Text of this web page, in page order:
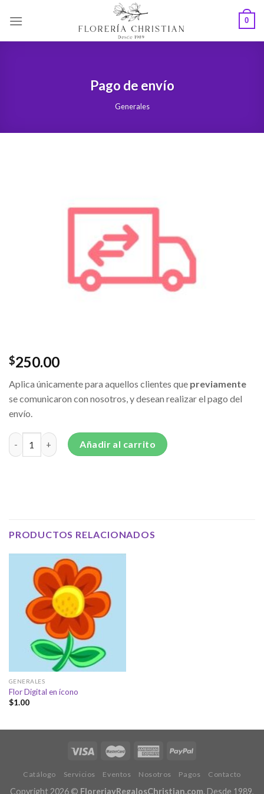
0
Pago de envío
Generales
$250.00
Aplica únicamente para aquellos clientes que previamente
se comunicaron con nosotros, y desean realizar el pago del
envío.
Pago de envío cantidadAñadir al carrito
PRODUCTOS RELACIONADOS
GENERALES
Flor Digital en ícono
$1.00
Catálogo Servicios Eventos Nosotros Pagos Contacto
Copyright 2026 © FloreriayRegalosChristian.com. Desde 1989,